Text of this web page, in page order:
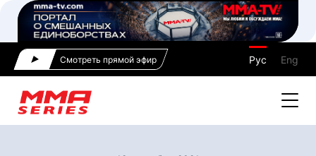
Смотреть прямой эфир Рус Eng